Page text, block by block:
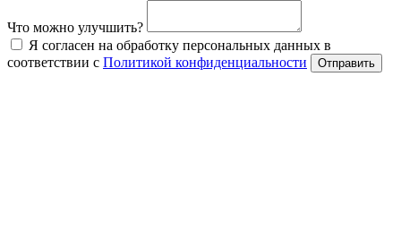
Что можно улучшить?
Я согласен на обработку персональных данных в
соответствии с Политикой конфиденциальности Отправить